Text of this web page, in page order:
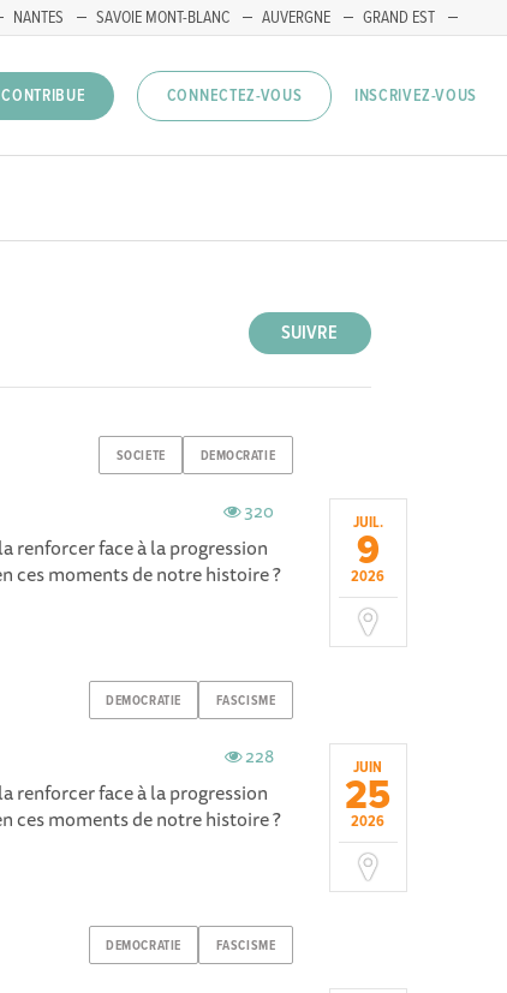
NANTES SAVOIE MONT-BLANC AUVERGNE
GRAND EST
CONNECTEZ-VOUS INSCRIVEZ-VOUS
SUIVRE
SOCIETE DEMOCRATIE
JUIL.
9
2026
320
renforcer face à la progression
ces moments de notre histoire ?
DEMOCRATIE FASCISME
JUIN
25
2026
228
renforcer face à la progression
ces moments de notre histoire ?
DEMOCRATIE FASCISME